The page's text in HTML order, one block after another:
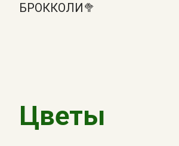
БРОККОЛИ🥦
Цветы